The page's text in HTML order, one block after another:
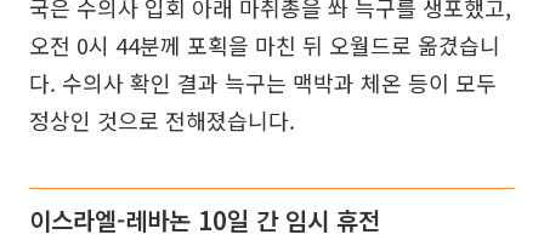
국은 수의사 입회 아래 마취총을 쏴 늑구를 생포했고,
오전 0시 44분께 포획을 마친 뒤 오월드로 옮겼습니
다. 수의사 확인 결과 늑구는 맥박과 체온 등이 모두
정상인 것으로 전해졌습니다.
이스라엘-레바논 10일 간 임시 휴전